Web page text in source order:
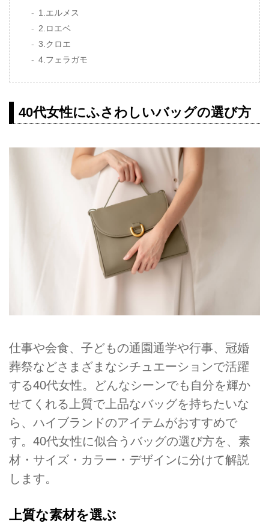
1.エルメス
2.ロエベ
3.クロエ
4.フェラガモ
40代女性にふさわしいバッグの選び方
仕事や会食、子どもの通園通学や行事、冠婚
葬祭などさまざまなシチュエーションで活躍
する40代女性。どんなシーンでも自分を輝か
せてくれる上質で上品なバッグを持ちたいな
ら、ハイブランドのアイテムがおすすめで
す。40代女性に似合うバッグの選び方を、素
材・サイズ・カラー・デザインに分けて解説
します。
上質な素材を選ぶ